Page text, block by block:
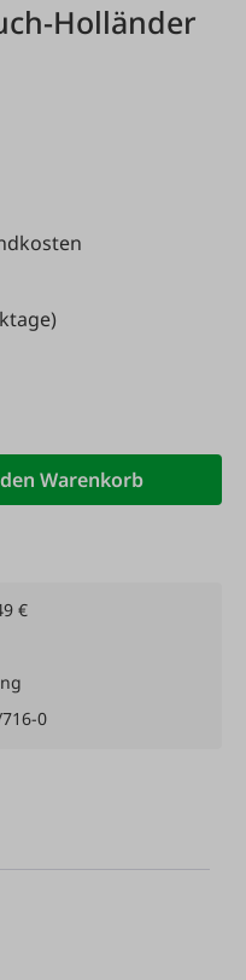
Holländer
gewünschten
Warenkorb
€
0